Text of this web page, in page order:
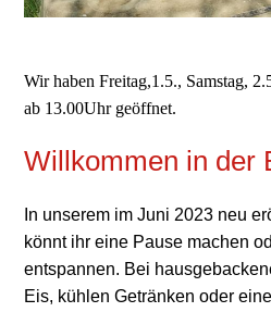
Wir haben Freitag,1.5., Samstag,
ab 13.00Uhr geöffnet.
Willkommen in der
In unserem im Juni 2023 neu
könnt ihr eine Pause machen
entspannen. Bei
Eis, kühlen Getränken oder